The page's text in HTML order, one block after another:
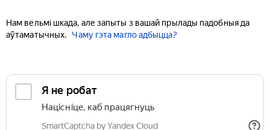
Нам вельмі шкада, але запыты з вашай прылады падобныя да
аўтаматычных.
Чаму гэта магло адбыцца?
Я не робат
Націсніце, каб працягнуць
SmartCaptcha by Yandex Cloud